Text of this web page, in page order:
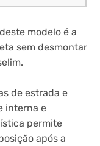
modelo é a
sem desmontar
de estrada e
interna e
permite
após a